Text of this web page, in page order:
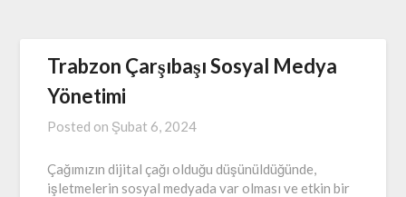
Trabzon Çarşıbaşı Sosyal Medya
Yönetimi
Posted on Şubat 6, 2024
Çağımızın dijital çağı olduğu düşünüldüğünde,
işletmelerin sosyal medyada var olması ve etkin bir